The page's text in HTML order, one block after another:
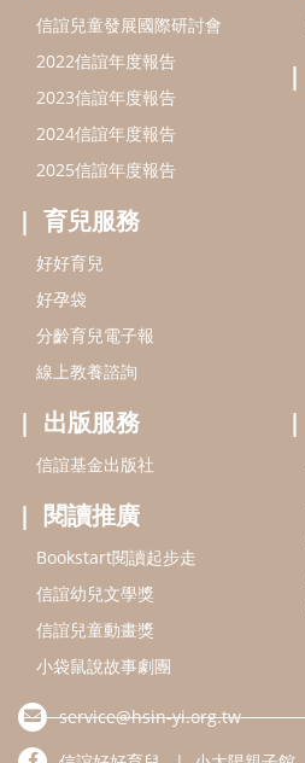
信誼兒童發展國際研討會
2022信誼年度報告
2023信誼年度報告
2024信誼年度報告
2025信誼年度報告
育兒服務
好好育兒
好孕袋
分齡育兒電子報
線上教養諮詢
出版服務
信誼基金出版社
閱讀推廣
Bookstart閱讀起步走
信誼幼兒文學獎
信誼兒童動畫獎
小袋鼠說故事劇團
service@hsin-yi.org.tw